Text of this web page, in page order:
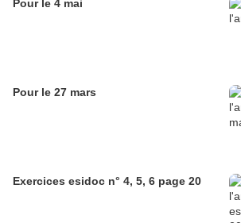
Pour le 4 mai
Pour le 27 mars
Exercices esidoc n° 4, 5, 6 page 20